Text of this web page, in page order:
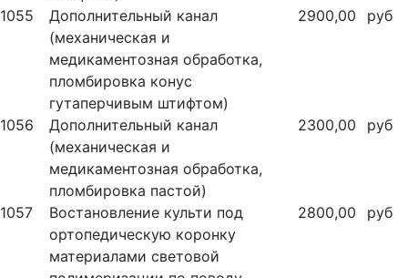
1055
Дополнительный канал
(механическая и
медикаментозная обработка,
пломбировка конус
гутаперчивым штифтом)
2900,00 руб
1056
Дополнительный канал
(механическая и
медикаментозная обработка,
пломбировка пастой)
2300,00 руб
1057
Востановление культи под
ортопедическую коронку
материалами световой
2800,00 руб